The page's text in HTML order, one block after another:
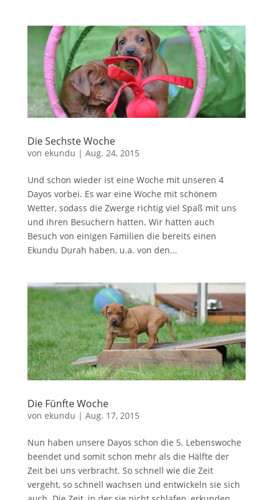
Die Sechste Woche
von ekundu | Aug. 24, 2015
Und schon wieder ist eine Woche mit unseren 4
Dayos vorbei. Es war eine Woche mit schönem
Wetter, sodass die Zwerge richtig viel Spaß mit uns
und ihren Besuchern hatten. Wir hatten auch
Besuch von einigen Familien die bereits einen
Ekundu Durah haben, u.a. von den...
Die Fünfte Woche
von ekundu | Aug. 17, 2015
Nun haben unsere Dayos schon die 5. Lebenswoche
beendet und somit schon mehr als die Hälfte der
Zeit bei uns verbracht. So schnell wie die Zeit
vergeht, so schnell wachsen und entwickeln sie sich